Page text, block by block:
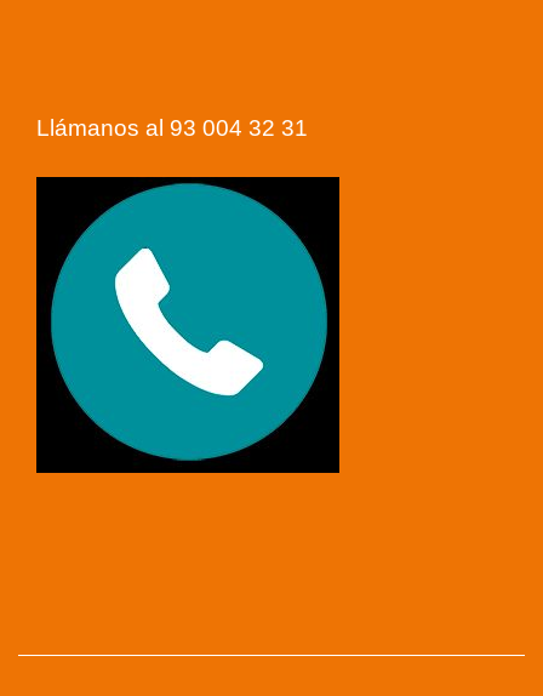
Llámanos al 93 004 32 31